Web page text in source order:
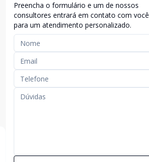
exclusividade
Preencha o formulário e um de nossos
consultores entrará em contato com você
para um atendimento personalizado.